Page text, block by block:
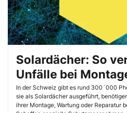
Solardächer: So
Unfälle bei
Instandhaltung
In der Schweiz gibt es rund 300´000
sie als Solardächer ausgeführt,
ihrer Montage, Wartung oder Reparatur